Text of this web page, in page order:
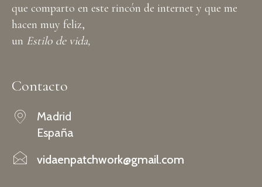
que comparto en este rincón de internet y que me
hacen muy feliz,
un Estilo de vida,
Contacto
Madrid
España
vidaenpatchwork@gmail.com